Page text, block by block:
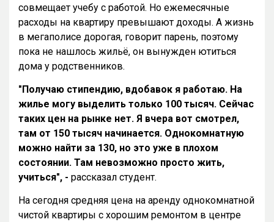
совмещает учебу с работой. Но ежемесячные
расходы на квартиру превышают доходы. А жизнь
в мегаполисе дорогая, говорит парень, поэтому
пока не нашлось жильё, он вынужден ютиться
дома у родственников.
"Получаю стипендию, вдобавок я работаю. На
жилье могу выделить только 100 тысяч. Сейчас
таких цен на рынке нет. Я вчера вот смотрел,
там от 150 тысяч начинается. Однокомнатную
можно найти за 130, но это уже в плохом
состоянии. Там невозможно просто жить,
учиться", - рассказал студент.
На сегодня средняя цена на аренду однокомнатной
чистой квартиры с хорошим ремонтом в центре